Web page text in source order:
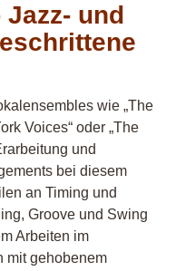
und
wie „The
Voices“ oder „The
und
bei diesem
an Timing und
Groove und Swing
Arbeiten im
mit gehobenem